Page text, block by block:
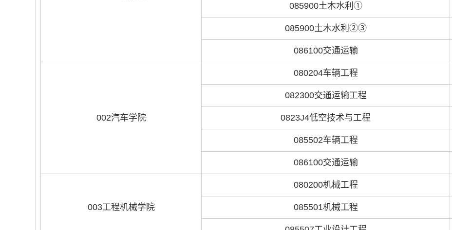
085900土木水利①
085900土木水利②③
086100交通运输
002汽车学院
080204车辆工程
082300交通运输工程
0823J4低空技术与工程
085502车辆工程
086100交通运输
003工程机械学院
080200机械工程
085501机械工程